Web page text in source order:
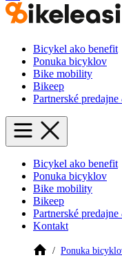
Bicykel ako benefit
Ponuka bicyklov
Bike mobility
Bikeep
Partnerské
Bicykel ako benefit
Ponuka bicyklov
Bike mobility
Bikeep
Partnerské
Kontakt
Ponuka